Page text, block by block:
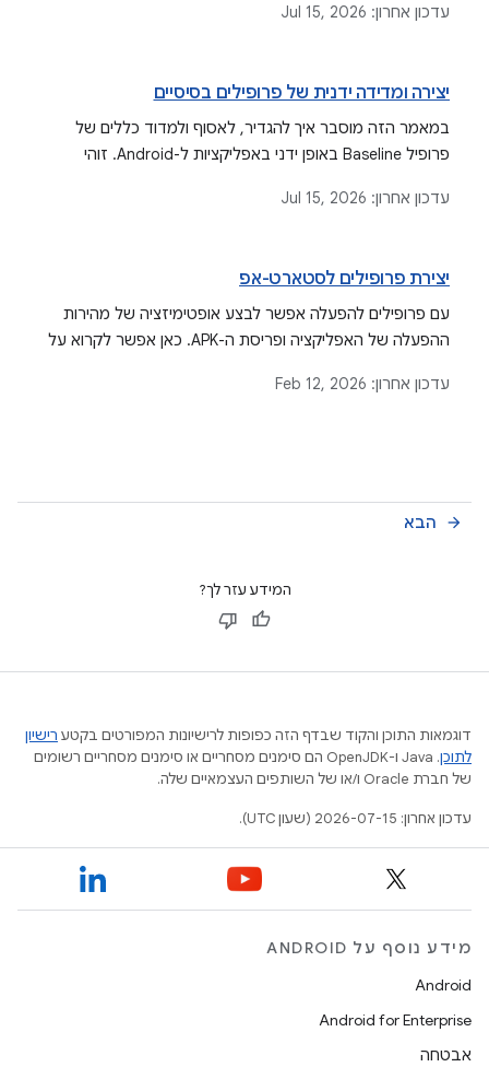
עדכון אחרון: Jul 15, 2026
יצירה ומדידה ידנית של פרופילים בסיסיים
במאמר הזה מוסבר איך להגדיר, לאסוף ולמדוד כללים של
פרופיל Baseline באופן ידני באפליקציות ל-Android. זוהי
Macrobenchmark.
עדכון אחרון: Jul 15, 2026
יצירת פרופילים לסטארט-אפ
עם פרופילים להפעלה אפשר לבצע אופטימיזציה של מהירות
ההפעלה של האפליקציה ופריסת ה-APK. כאן אפשר לקרוא על
עדכון אחרון: Feb 12, 2026
הבא arrow_forward
המידע עזר לך?
דוגמאות התוכן והקוד שבדף הזה כפופות לרישיונות המפורטים בקטע רישיון
לתוכן
.‏ Java ו-OpenJDK הם סימנים מסחריים או סימנים מסחריים רשומים
של חברת Oracle ו/או של השותפים העצמאיים שלה.
עדכון אחרון: 2026-07-15 (שעון UTC).
מידע נוסף על ANDROID
Android
Android for Enterprise
אבטחה